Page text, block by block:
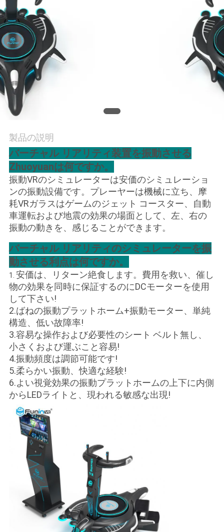
品
質
管
理
お
問
い
合
わ
せ
ニ
ュ
ー
ス
ケ
ー
ス
PRIVACY
POLICY
製品の説明
バーチャル リアリティ装置を振動させる
Zhuoyuanは何ですか。
振動VRのシミュレーターは安価のシミュレーショ
ンの振動設備です。プレーヤーは機械に立ち、摩
耗VRガラスはゲームのジェット コースター、自動
車運転および地震の効果の場面として、左、右の
振動の動きを、感じることができます。
バーチャル リアリティのシミュレーターを振
動させる利点は何ですか。
1. 安価は、リターン絶食します。費用を救い、催し
物の効果を同時に保証するのにDCモーターを使用
して下さい!
2.ばねの振動プラットホーム+振動モーター、単純
構造、低い故障率!
3.容易な操作および必要性のシート ベルト無し、
小さくおよび運ぶこと容易!
4.振動頻度は調節可能です!
5.柔らかい振動、快適な経験!
6.よい視覚効果の振動プラットホームの上下に内側
からLEDライトと、現われる敏感な出現!